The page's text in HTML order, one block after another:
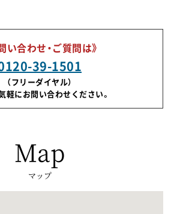
い合わせ・ご質問は》
39-1501
（フリーダイヤル）
軽にお問い合わせください。
Map
マップ